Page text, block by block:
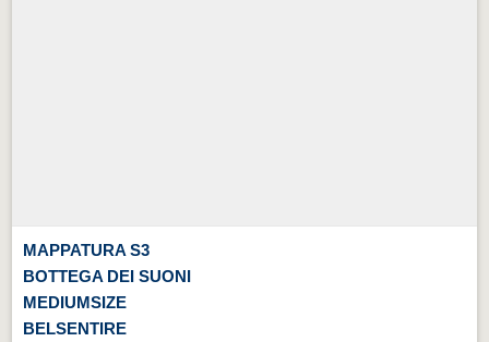
MAPPATURA S3
BOTTEGA DEI SUONI
MEDIUMSIZE
BELSENTIRE